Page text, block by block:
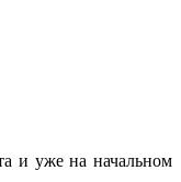
и уже на начальном